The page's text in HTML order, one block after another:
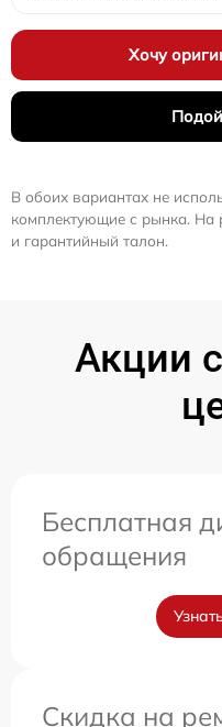
Хочу
В обоих вариантах не
комплектующие с рынка. На
и гарантийный талон.
Акции
Бесплатная
обращения
Скидка на